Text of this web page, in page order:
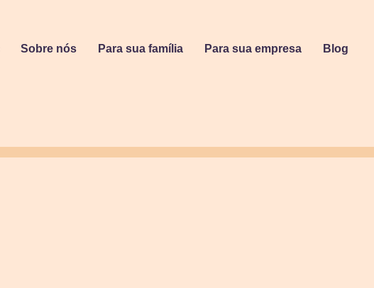
Sobre nós Para sua família Para sua empresa Blog